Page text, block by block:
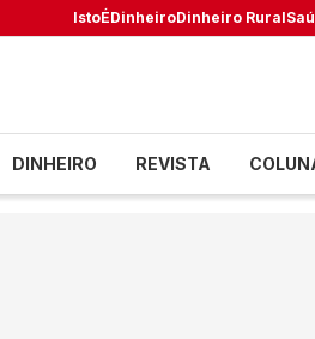
IstoÉDinheiroDinheiro Rural
DINHEIRO REVISTA